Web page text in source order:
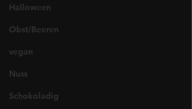
Halloween
Obst/Beeren
vegan
Nuss
Schokoladig